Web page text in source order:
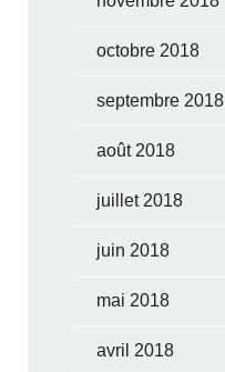
octobre 2018
septembre 2018
août 2018
juillet 2018
juin 2018
mai 2018
avril 2018